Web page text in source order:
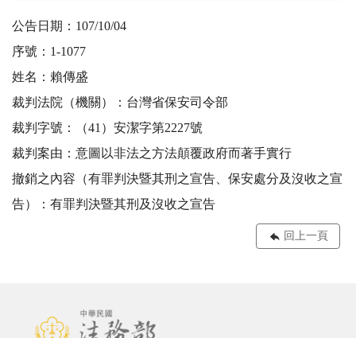
公告日期：107/10/04
序號：1-1077
姓名：賴傳盛
裁判法院（機關）：台灣省保安司令部
裁判字號：（41）安潔字第2227號
裁判案由：意圖以非法之方法顛覆政府而著手實行
撤銷之內容（有罪判決暨其刑之宣告、保安處分及沒收之宣
告）：有罪判決暨其刑及沒收之宣告
回上一頁